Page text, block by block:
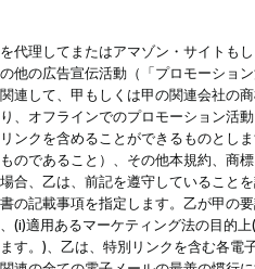
代理してまたはアマゾン・サイトも
他の広告宣伝活動（「プロモーショ
連して、甲もしくは甲の関連会社の
、オフラインでのプロモーション活
ンクを含めることができるものとし
のであること）、その他本規約、商
合、乙は、前記を遵守していること
の記載事項を指定します。乙が甲の
(i)適用あるマーケティング法の目的
す。)、乙は、特別リンクを含む各